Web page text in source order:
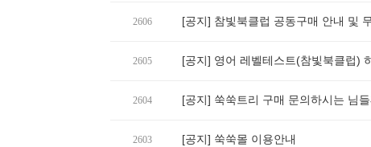
2606 [공지] 참빛북클럽 공동구매 안내 및
2605 [공지] 영어 레벨테스트(참빛북클럽)
2604 [공지] 쑥쑥트리 구매 문의하시는 님들
2603 [공지] 쑥쑥몰 이용안내